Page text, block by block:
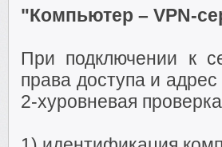
"Компьютер – VPN-
При подключении к
права доступа и
2-хуровневая